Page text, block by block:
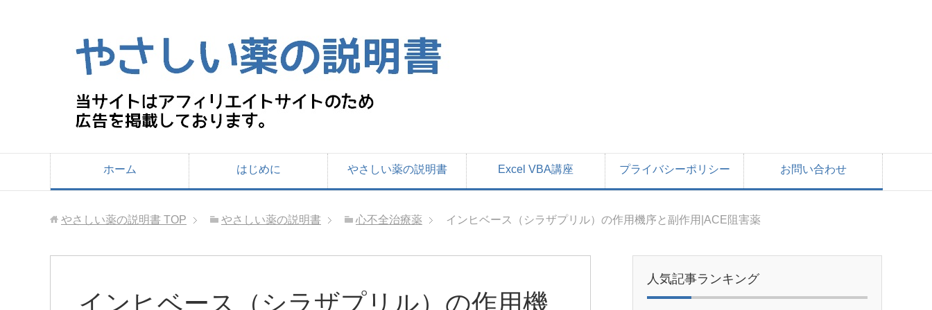
ホーム はじめに やさしい薬の説明書 Excel VBA講座 プライバシーポリシー お問い合わせ
やさしい薬の説明書 TOP やさしい薬の説明書 心不全治療薬 インヒベース（シラザプリル）の作用機序と副作用|ACE阻害薬
インヒベース（シラザプリル）の作用機
人気記事ランキング